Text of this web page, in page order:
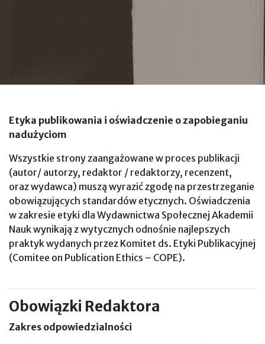
Etyka publikowania i oświadczenie o zapobieganiu
nadużyciom
Wszystkie strony zaangażowane w proces publikacji
(autor/ autorzy, redaktor / redaktorzy, recenzent,
oraz wydawca) muszą wyrazić zgodę na przestrzeganie
obowiązujących standardów etycznych. Oświadczenia
w zakresie etyki dla Wydawnictwa Społecznej Akademii
Nauk wynikają z wytycznych odnośnie najlepszych
praktyk wydanych przez Komitet ds. Etyki Publikacyjnej
(Comitee on Publication Ethics – COPE).
Obowiązki Redaktora
Zakres odpowiedzialności